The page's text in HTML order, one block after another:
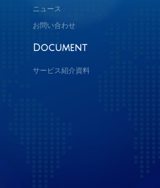
ニュース
お問い合わせ
Document
サービス紹介資料